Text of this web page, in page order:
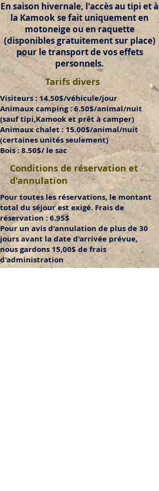
En saison hivernale, l'accès au tipi et à
la Kamook se fait uniquement en
motoneige ou en raquette
(disponibles gratuitement sur place)
pour le transport de vos effets
personnels.
Tarifs divers
Visiteurs : 14.50$/véhicule/jour
Animaux camping : 6.50$/animal/nuit
(sauf tipi,Kamook et prêt à camper)
Animaux chalet : 15.00$/animal/nuit
(certaines unités seulement)
Bois : 8.50$/ le sac
Conditions de réservation et
d'annulation
Pour toutes les réservations, le montant
total du séjour est exigé. Frais de
réservation : 6.95$
Pour un avis d'annulation de plus de 30
jours avant la date d'arrivée prévue,
nous gardons 15,00$ de frais
d'administration
Pour un avis d'annulation de moins de